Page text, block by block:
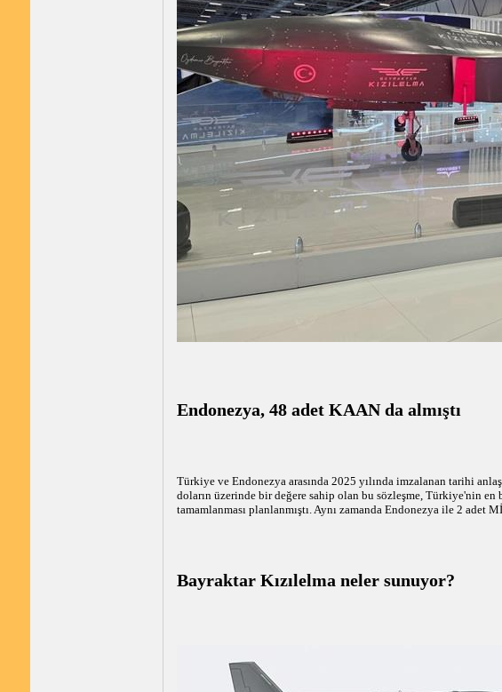
Endonezya, 48 adet KAAN da almıştı
Türkiye ve Endonezya arasında 2025 yılında imzalanan tarihi
doların üzerinde bir değere sahip olan bu sözleşme, Türkiye'nin
tamamlanması planlanmıştı. Aynı zamanda Endonezya ile 2 adet
Bayraktar Kızılelma neler sunuyor?